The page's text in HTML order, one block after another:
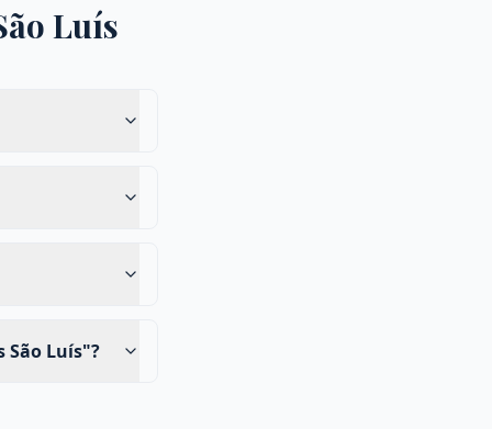
Luís
São Luís"?